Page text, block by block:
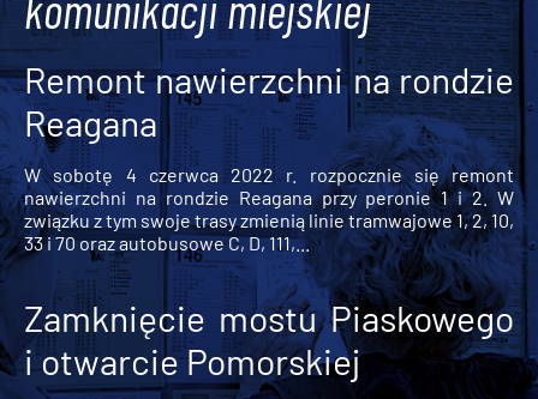
Remont nawierzchni na rondzie
Reagana
W sobotę 4 czerwca 2022 r. rozpocznie się remont
nawierzchni na rondzie Reagana przy peronie 1 i 2. W
związku z tym swoje trasy zmienią linie tramwajowe 1, 2, 10,
33 i 70 oraz autobusowe C, D, 111,...
Zamknięcie mostu Piaskowego
i otwarcie Pomorskiej